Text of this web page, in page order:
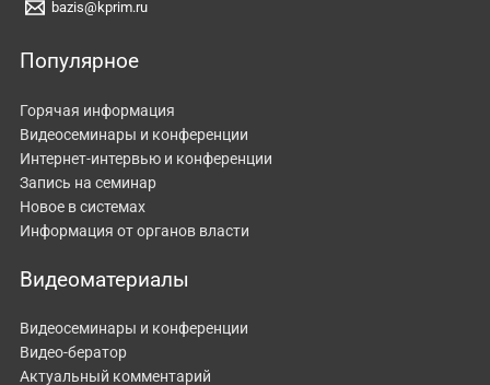
bazis@kprim.ru
Популярное
Горячая информация
Видеосеминары и конференции
Интернет-интервью и конференции
Запись на семинар
Новое в системах
Информация от органов власти
Видеоматериалы
Видеосеминары и конференции
Видео-бератор
Актуальный комментарий